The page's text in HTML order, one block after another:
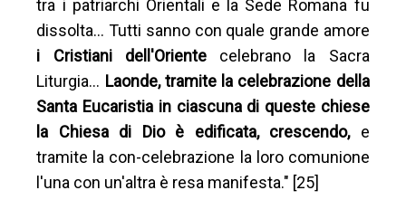
tra i patriarchi Orientali e la Sede Romana fu
dissolta… Tutti sanno con quale grande amore
i Cristiani dell'Oriente celebrano la Sacra
Liturgia… Laonde, tramite la celebrazione della
Santa Eucaristia in ciascuna di queste chiese
la Chiesa di Dio è edificata, crescendo, e
tramite la con-celebrazione la loro comunione
l'una con un'altra è resa manifesta." [25]